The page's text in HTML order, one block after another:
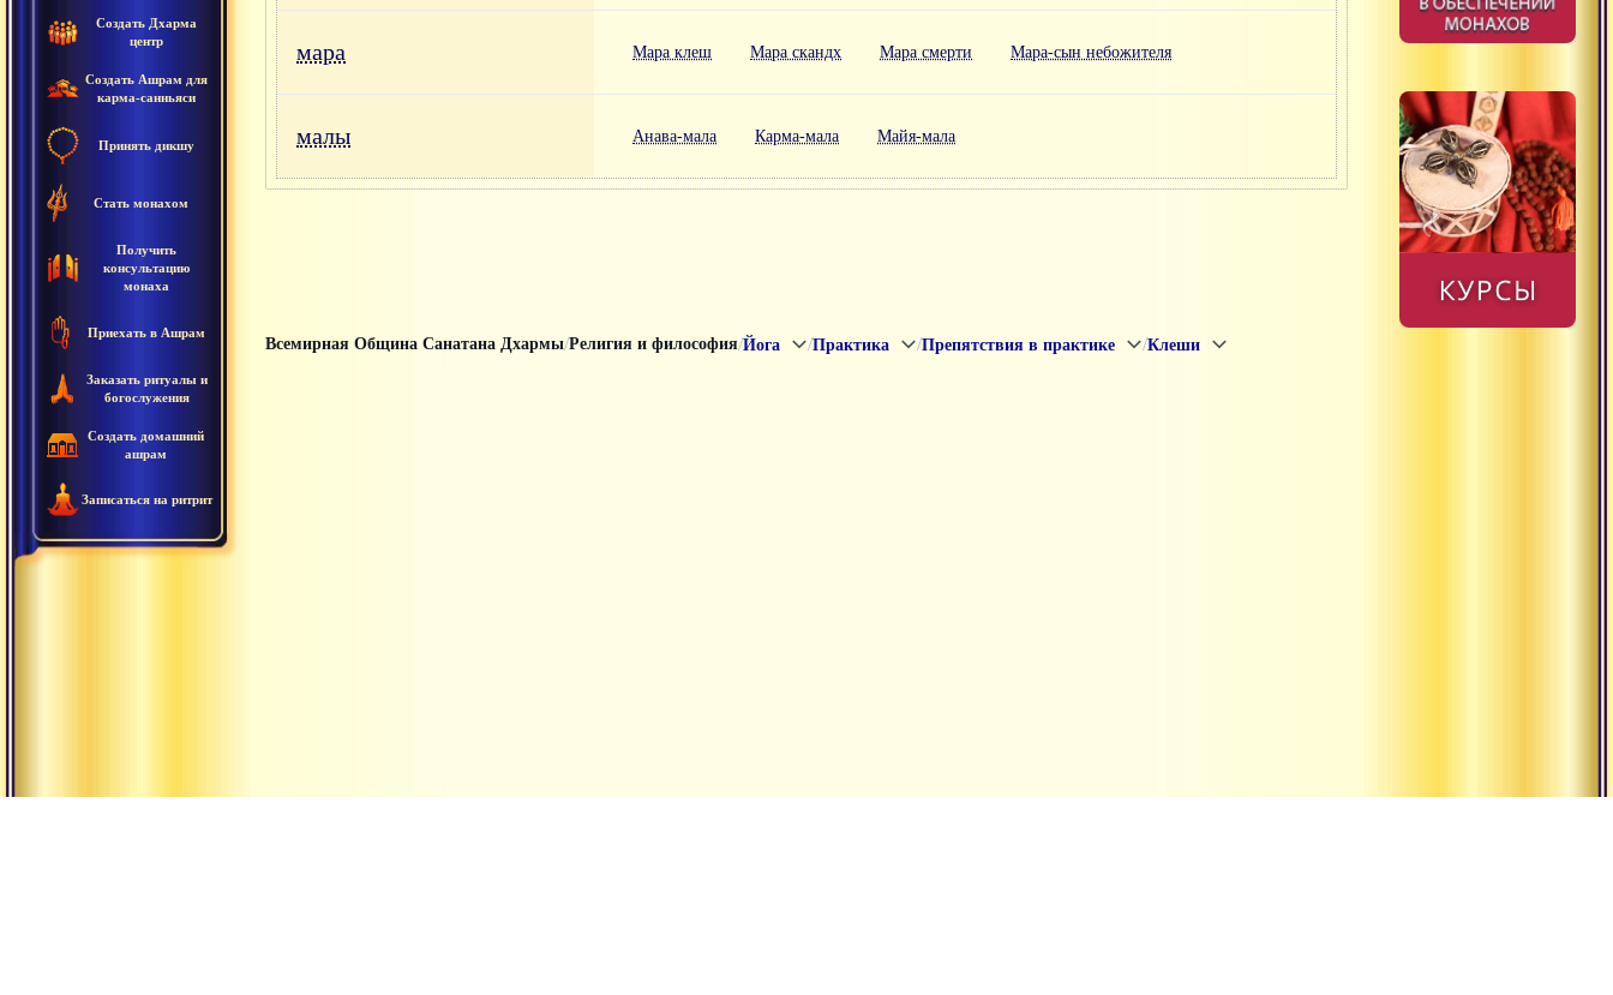
Создать Дхарма
центр
Создать Ашрам для
карма-санньяси
Принять дикшу
Стать монахом
Получить
консультацию
монаха
Приехать в Ашрам
Заказать ритуалы и
богослужения
Создать домашний
ашрам
Записаться на ритрит
мара Мара клеш Мара скандх Мара смерти Мара-сын небожителя
малы Анава-мала Карма-мала Майя-мала
Всемирная Община Санатана Дхармы/Религия и философия/Йога /Практика /Препятствия в практике /Клеши